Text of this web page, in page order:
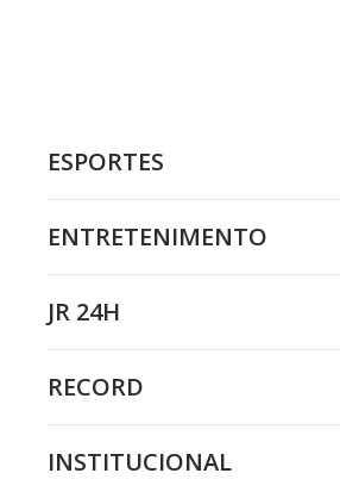
ESPORTES
ENTRETENIMENTO
JR 24H
RECORD
INSTITUCIONAL